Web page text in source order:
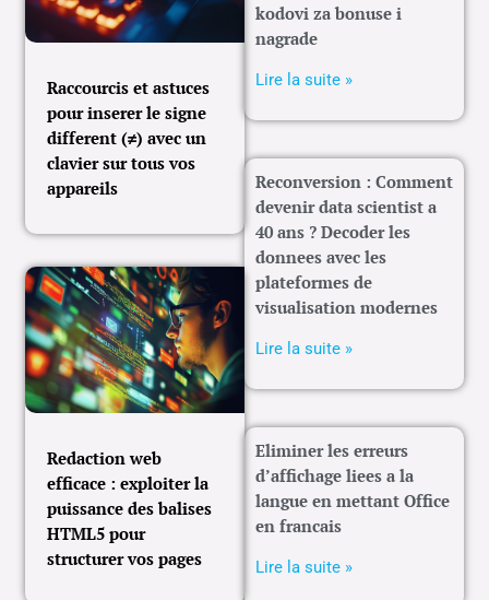
Raccourcis et astuces
pour inserer le signe
different (≠) avec un
clavier sur tous vos
appareils
Redaction web
efficace : exploiter la
puissance des balises
HTML5 pour
structurer vos pages
kodovi za bonuse i
nagrade
Lire la suite »
Reconversion : Comment
devenir data scientist a
40 ans ? Decoder les
donnees avec les
plateformes de
visualisation modernes
Lire la suite »
Eliminer les erreurs
d’affichage liees a la
langue en mettant Office
en francais
Lire la suite »